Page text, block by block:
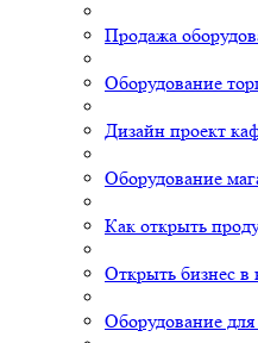
Продажа
Оборудование
Дизайн проект
Оборудование
Как открыть
Открыть бизнес в
Оборудование для